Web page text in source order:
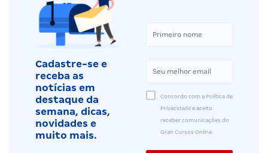
Cadastre-se e
receba as
notícias em
destaque da
semana, dicas,
novidades e
muito mais.
Concordo com a Política de
Privacidade e aceito
receber comunicações do
Gran Cursos Online.